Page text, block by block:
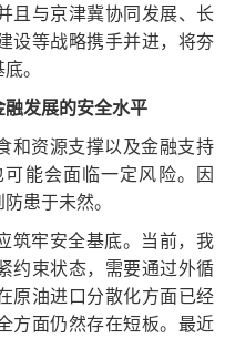
且与京津冀协同发展、长
设等战略携手并进，将夯
。
发展的安全水平
资源支撑以及金融支持
能会面临一定风险。因
患于未然。
牢安全基底。当前，我
约束状态，需要通过外循
原油进口分散化方面已经
方面仍然存在短板。最近